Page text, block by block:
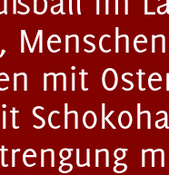
mit